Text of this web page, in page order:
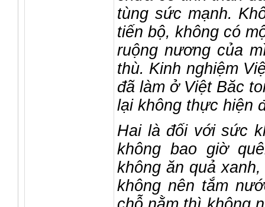
tùng sức mạnh.
tiến bộ, không có
ruộng nương của
thù. Kinh nghiệm
đã làm ở Việt Băc
lại không thực hiện
Hai là đối với sức
không bao giờ
không ăn quả
không nên tắm